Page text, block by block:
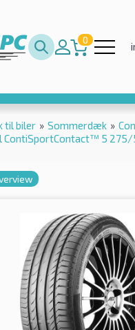
0
til biler » Sommerdæk »
ContiSportContact™ 5 275/